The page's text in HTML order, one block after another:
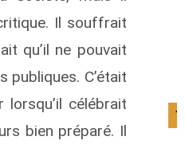
Il souffrait
qu’il ne pouvait
publiques. C’était
lorsqu’il célébrait
bien préparé. Il